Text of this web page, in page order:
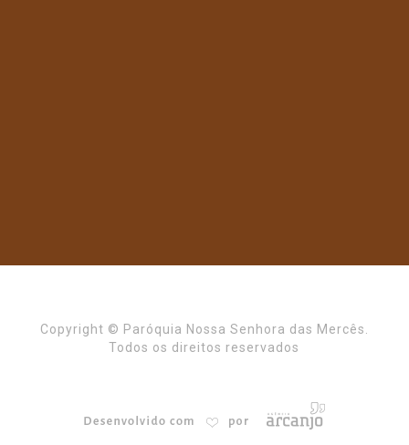
Copyright © Paróquia Nossa Senhora das Mercês.
Todos os direitos reservados